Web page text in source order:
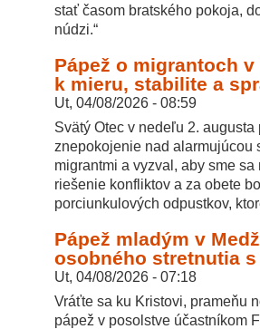
stať časom bratského pokoja,
núdzi.“
Pápež o migrantoch
k mieru, stabilite a
Ut, 04/08/2026 - 08:59
Svätý Otec v nedeľu 2.
znepokojenie nad alarmujúcou
migrantmi a vyzval, aby sme
riešenie konfliktov a za obete
porciunkulových odpustkov,
Pápež mladým v
osobného stretnutia
Ut, 04/08/2026 - 07:18
Vráťte sa ku Kristovi, prameňu
pápež v posolstve účastníkom